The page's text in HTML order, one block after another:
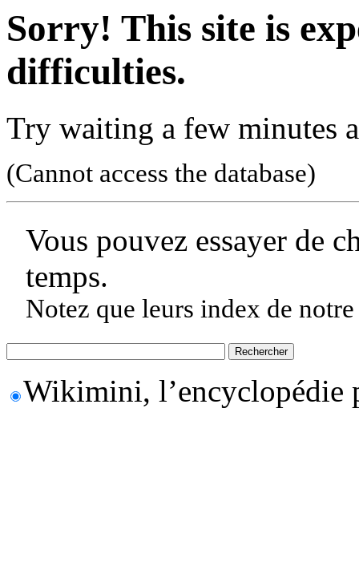
Sorry! This site is
difficulties.
Try waiting a few minutes
(Cannot access the database)
Vous pouvez essayer de
temps.
Notez que leurs index de
Wikimini, l’encyclopédie